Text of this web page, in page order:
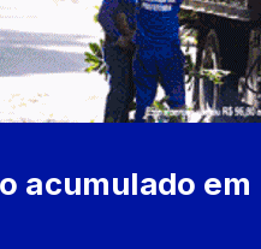
acumulado